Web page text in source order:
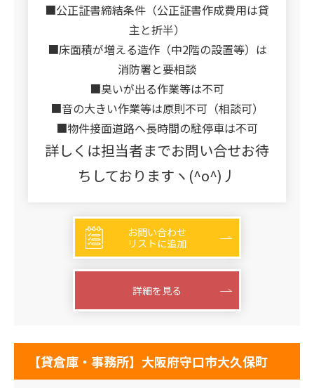
■公正証書締結条件（公正証書作成費用は貸
主と折半）
■床面積が増える造作（中2階の設置等）は
消防署と要相談
■臭いが出る作業等は不可
■音の大きい作業等は原則不可（相談可）
■物件接面道路へ長時間の駐停車は不可
詳しくは担当者までお問い合せお待
ちしておりますヽ(^o^)丿
お問い合わせ
リストに追加
詳細を見る
【貸倉庫・事務所】大阪府守口市大久保町